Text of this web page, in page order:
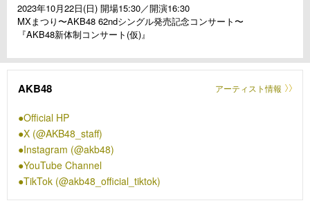
2023年10⽉22⽇(⽇) 開場15:30／開演16:30
MXまつり〜AKB48 62ndシングル発売記念コンサート〜
『AKB48新体制コンサート(仮)』
AKB48 アーティスト情報
Official HP
X (@AKB48_staff)
Instagram (@akb48)
YouTube Channel
TikTok (@akb48_official_tiktok)